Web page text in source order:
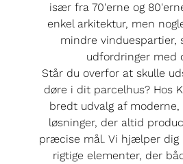
især fra 70'erne og
enkel arkitektur, men
mindre vinduespartier,
udfordringer med
Står du overfor at skulle
døre i dit parcelhus? Hos
bredt udvalg af moderne,
løsninger, der altid
præcise mål. Vi hjælper dig
rigtige elementer, der